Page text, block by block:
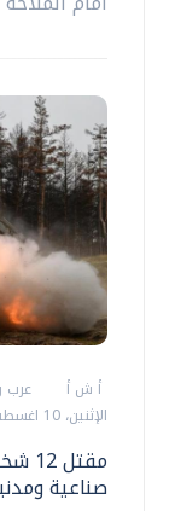
أ ش أ
عرب
الإثنين، 10 اغسطس 2026 01:13 م
صناعية